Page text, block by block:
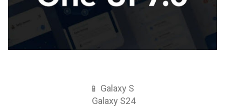
📱 Galaxy S
Galaxy S24